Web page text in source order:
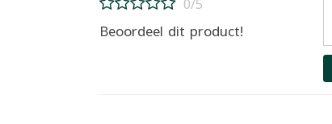
Beoordeel dit product!